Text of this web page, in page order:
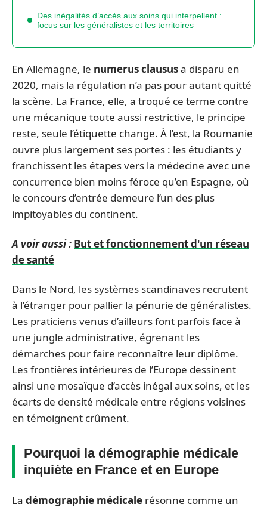
Des inégalités d’accès aux soins qui interpellent :
focus sur les généralistes et les territoires
En Allemagne, le numerus claususa disparu en
2020, mais la régulation n’a pas pour autant quitté
la scène. La France, elle, a troqué ce terme contre
une mécanique toute aussi restrictive, le principe
reste, seule l’étiquette change. À l’est, la Roumanie
ouvre plus largement ses portes : les étudiants y
franchissent les étapes vers la médecine avec une
concurrence bien moins féroce qu’en Espagne, où
le concours d’entrée demeure l’un des plus
impitoyables du continent.
A voir aussi : But et fonctionnement d'un réseau
de santé
Dans le Nord, les systèmes scandinaves recrutent
à l’étranger pour pallier la pénurie de généralistes.
Les praticiens venus d’ailleurs font parfois face à
une jungle administrative, égrenant les
démarches pour faire reconnaître leur diplôme.
Les frontières intérieures de l’Europe dessinent
ainsi une mosaïque d’accès inégal aux soins, et les
écarts de densité médicale entre régions voisines
en témoignent crûment.
Pourquoi la démographie médicale
inquiète en France et en Europe
La démographie médicale résonne comme un